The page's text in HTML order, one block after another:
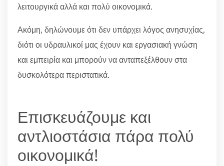
λειτουργικά αλλά και πολύ οικονομικά.
Ακόμη, δηλώνουμε ότι δεν υπάρχει λόγος ανησυχίας,
διότι οι υδραυλικοί μας έχουν και εργασιακή γνώση
και εμπειρία και μπορούν να ανταπεξέλθουν στα
δυσκολότερα περιστατικά.
Επισκευάζουμε και
αντλιοστάσια πάρα πολύ
οικονομικά!